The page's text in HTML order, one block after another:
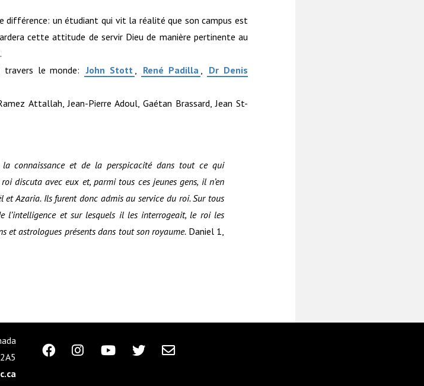
différence: un étudiant qui vit la réalité que son campus est
cette attitude de servir Dieu de manière pertinente au
travers le monde:
John Stott René Padilla
Dr Denis
Attallah, Jean-Pierre Adoul, Gaétan Brassard, Jean St-
connaissance et de la perspicacité dans tout ce qui
discuta avec eux et, parmi tous ces jeunes gens, il n’en
Azaria. Ils furent donc admis au service du roi. Sur tous
l’intelligence et sur lesquels il les interrogeait, le roi les
et astrologues présents dans tout son royaume. Daniel 1,